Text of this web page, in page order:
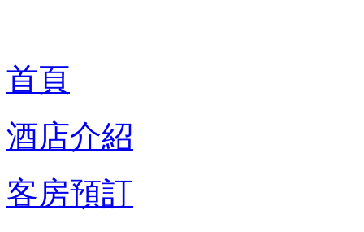
首頁
酒店介紹
客房預訂